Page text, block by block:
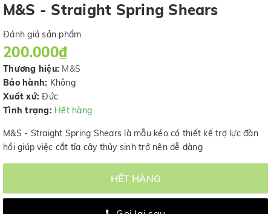
M&S - Straight Spring Shears
Đánh giá sản phẩm
200.000₫
Thương hiệu: M&S
Bảo hành: Không
Xuất xứ: Đức
Tình trạng: Hết hàng
M&S - Straight Spring Shears là mẫu kéo có thiết kế trợ lực đàn
hồi giúp việc cắt tỉa cây thủy sinh trở nên dễ dàng
HẾT HÀNG